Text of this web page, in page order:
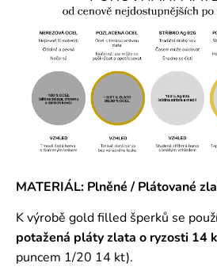
MATERIÁL: Plněné / Plátované
K výrobě gold filled šperků se
potažená pláty zlata o ryzosti 14
puncem 1/20 14 kt).